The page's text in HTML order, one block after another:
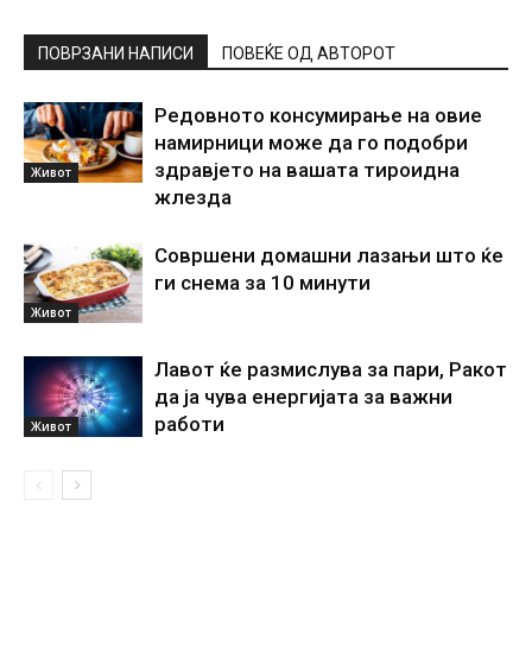
ПОВРЗАНИ НАПИСИ ПОВЕЌЕ ОД АВТОРОТ
Живот
Редовното консумирање на овие
намирници може да го подобри
здравјето на вашата тироидна
жлезда
Живот
Совршени домашни лазањи што ќе
ги снема за 10 минути
Живот
Лавот ќе размислува за пари, Ракот
да ја чува енергијата за важни
работи